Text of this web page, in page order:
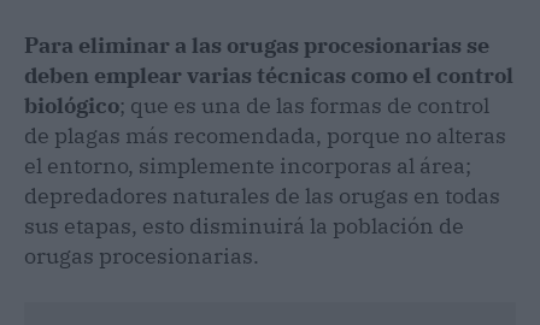
Para eliminar a las orugas procesionarias se
deben emplear varias técnicas como el control
biológico; que es una de las formas de control
de plagas más recomendada, porque no alteras
el entorno, simplemente incorporas al área;
depredadores naturales de las orugas en todas
sus etapas, esto disminuirá la población de
orugas procesionarias.